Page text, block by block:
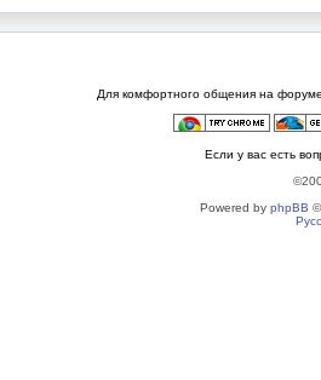
Для комфортного общения на
Если у вас есть
Powered by phpBB